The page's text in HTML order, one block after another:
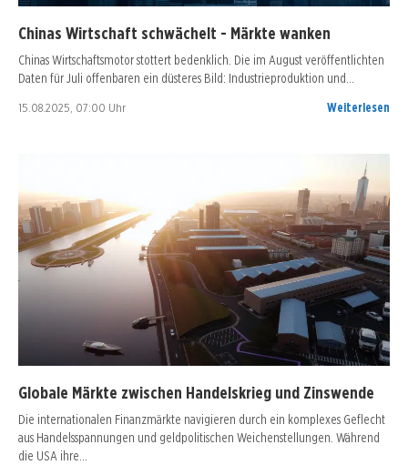
Chinas Wirtschaft schwächelt - Märkte wanken
Chinas Wirtschaftsmotor stottert bedenklich. Die im August veröffentlichten
Daten für Juli offenbaren ein düsteres Bild: Industrieproduktion und…
15.08.2025, 07:00 Uhr Weiterlesen
Globale Märkte zwischen Handelskrieg und Zinswende
Die internationalen Finanzmärkte navigieren durch ein komplexes Geflecht
aus Handelsspannungen und geldpolitischen Weichenstellungen. Während
die USA ihre…